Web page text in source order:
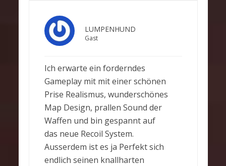
LUMPENHUND
Gast
Ich erwarte ein forderndes
Gameplay mit mit einer schönen
Prise Realismus, wunderschönes
Map Design, prallen Sound der
Waffen und bin gespannt auf
das neue Recoil System.
Ausserdem ist es ja Perfekt sich
endlich seinen knallharten